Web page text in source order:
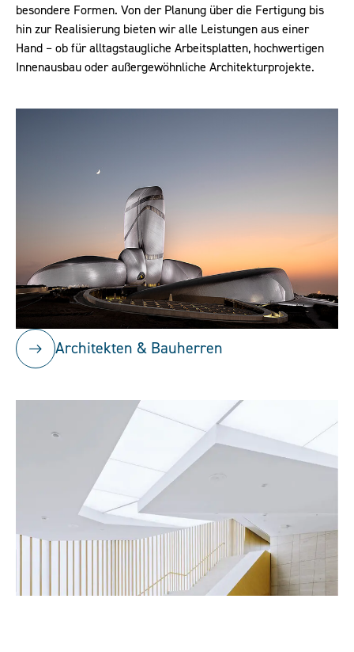
besondere Formen. Von der Planung über die Fertigung bis
hin zur Realisierung bieten wir alle Leistungen aus einer
Hand – ob für alltagstaugliche Arbeitsplatten, hochwertigen
Innenausbau oder außergewöhnliche Architekturprojekte.
Architekten & Bauherren